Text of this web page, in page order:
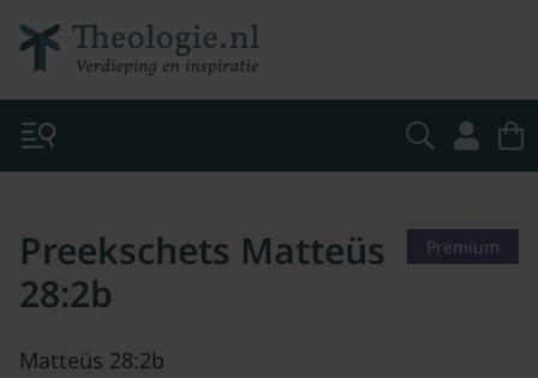
Premium
Preekschets Matteüs
28:2b
Matteüs 28:2b